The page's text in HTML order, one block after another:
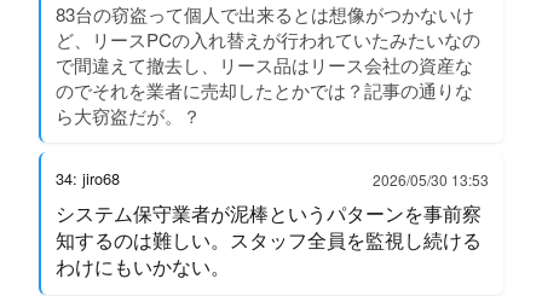
83台の窃盗って個人で出来るとは想像がつかないけ
ど、リースPCの入れ替えが行われていたみたいなの
で間違えて撤去し、リース品はリース会社の資産な
のでそれを業者に売却したとかでは？記事の通りな
ら大窃盗だが。？
34: jiro68 2026/05/30 13:53
システム保守業者が泥棒というパターンを事前察
知するのは難しい。スタッフ全員を監視し続ける
わけにもいかない。